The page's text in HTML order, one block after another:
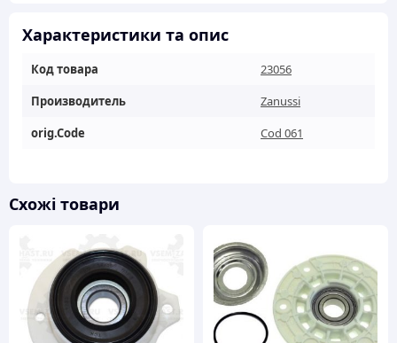
кількість
Характеристики та опис
Код товара
23056
Производитель
Zanussi
orig.Code
Cod 061
Схожі товари